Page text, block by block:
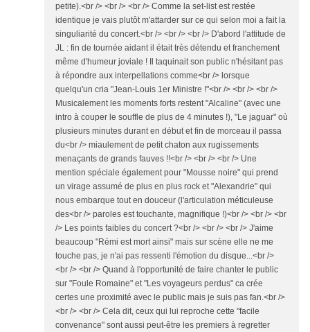
petite).<br /> <br /> <br /> Comme la set-list est restée
identique je vais plutôt m'attarder sur ce qui selon moi a fait la
singuliarité du concert.<br /> <br /> <br /> D'abord l'attitude de
JL : fin de tournée aidant il était très détendu et franchement
même d'humeur joviale ! Il taquinait son public n'hésitant pas
à répondre aux interpellations comme<br /> lorsque
quelqu'un cria "Jean-Louis 1er Ministre !"<br /> <br /> <br />
Musicalement les moments forts restent "Alcaline" (avec une
intro à couper le souffle de plus de 4 minutes !), "Le jaguar" où
plusieurs minutes durant en début et fin de morceau il passa
du<br /> miaulement de petit chaton aux rugissements
menaçants de grands fauves !!<br /> <br /> <br /> Une
mention spéciale également pour "Mousse noire" qui prend
un virage assumé de plus en plus rock et "Alexandrie" qui
nous embarque tout en douceur (l'articulation méticuleuse
des<br /> paroles est touchante, magnifique !)<br /> <br /> <br
/> Les points faibles du concert ?<br /> <br /> <br /> J'aime
beaucoup "Rémi est mort ainsi" mais sur scène elle ne me
touche pas, je n'ai pas ressenti l'émotion du disque...<br />
<br /> <br /> Quand à l'opportunité de faire chanter le public
sur "Foule Romaine" et "Les voyageurs perdus" ca crée
certes une proximité avec le public mais je suis pas fan.<br />
<br /> <br /> Cela dit, ceux qui lui reproche cette "facile
convenance" sont aussi peut-être les premiers à regretter